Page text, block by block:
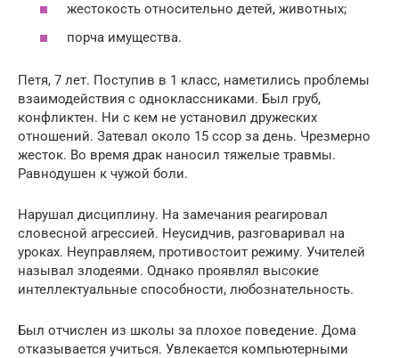
жестокость относительно детей, животных;
порча имущества.
Петя, 7 лет. Поступив в 1 класс, наметились проблемы
взаимодействия с одноклассниками. Был груб,
конфликтен. Ни с кем не установил дружеских
отношений. Затевал около 15 ссор за день. Чрезмерно
жесток. Во время драк наносил тяжелые травмы.
Равнодушен к чужой боли.
Нарушал дисциплину. На замечания реагировал
словесной агрессией. Неусидчив, разговаривал на
уроках. Неуправляем, противостоит режиму. Учителей
называл злодеями. Однако проявлял высокие
интеллектуальные способности, любознательность.
Был отчислен из школы за плохое поведение. Дома
отказывается учиться. Увлекается компьютерными